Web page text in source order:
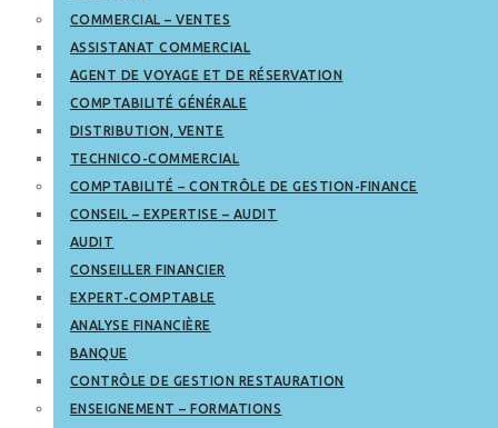
COMMERCIAL – VENTES
ASSISTANAT COMMERCIAL
AGENT DE VOYAGE ET DE RÉSERVATION
COMPTABILITÉ GÉNÉRALE
DISTRIBUTION, VENTE
TECHNICO-COMMERCIAL
COMPTABILITÉ – CONTRÔLE DE GESTION-FINANCE
CONSEIL – EXPERTISE – AUDIT
AUDIT
CONSEILLER FINANCIER
EXPERT-COMPTABLE
ANALYSE FINANCIÈRE
BANQUE
CONTRÔLE DE GESTION RESTAURATION
ENSEIGNEMENT – FORMATIONS